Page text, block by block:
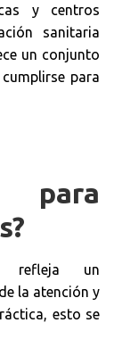
y centros
sanitaria
un conjunto
para
para
refleja un
la atención y
esto se